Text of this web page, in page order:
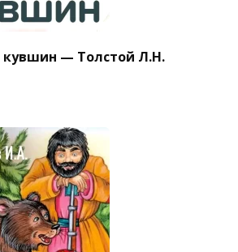
кувшин — Толстой Л.Н.